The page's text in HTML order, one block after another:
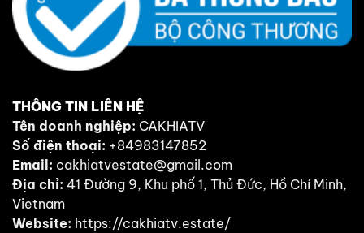
THÔNG TIN LIÊN HỆ
Tên doanh nghiệp: CAKHIATV
Số điện thoại: +84983147852
Email: cakhiatvestate@gmail.com
Địa chỉ: 41 Đường 9, Khu phố 1, Thủ Đức, Hồ Chí Minh,
Vietnam
Website: https://cakhiatv.estate/